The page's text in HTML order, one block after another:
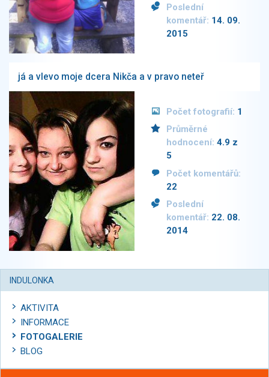
Poslední
komentář: 14. 09.
2015
já a vlevo moje dcera Nikča a v pravo neteř
Počet fotografií: 1
Průměrné
hodnocení: 4.9 z
5
Počet komentářů:
22
Poslední
komentář: 22. 08.
2014
INDULONKA
AKTIVITA
INFORMACE
FOTOGALERIE
BLOG